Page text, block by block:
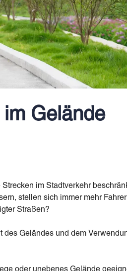
Gelände
im Stadtverkehr
stellen sich immer mehr
Straßen?
des Geländes und dem
oder unebenes Gelände